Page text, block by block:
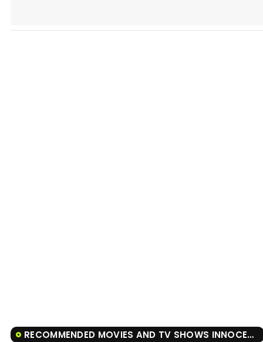
RECOMMENDED MOVIES AND TV SHOWS INNOCENT VOICES